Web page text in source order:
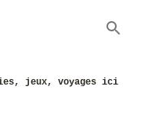
jeux, voyages ici